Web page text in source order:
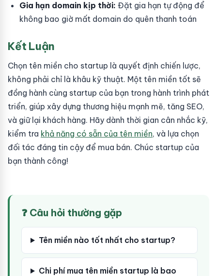
Gia hạn domain kịp thời: Đặt gia hạn tự động để
không bao giờ mất domain do quên thanh toán
Kết Luận
Chọn tên miền cho startup là quyết định chiến lược,
không phải chỉ là khâu kỹ thuật. Một tên miền tốt sẽ
đồng hành cùng startup của bạn trong hành trình phát
triển, giúp xây dựng thương hiệu mạnh mẽ, tăng SEO,
và giữ lại khách hàng. Hãy dành thời gian cân nhắc kỹ,
kiểm tra khả năng có sẵn của tên miền, và lựa chọn
đối tác đáng tin cậy để mua bán. Chúc startup của
bạn thành công!
❓ Câu hỏi thường gặp
Tên miền nào tốt nhất cho startup?
Chi phí mua tên miền startup là bao